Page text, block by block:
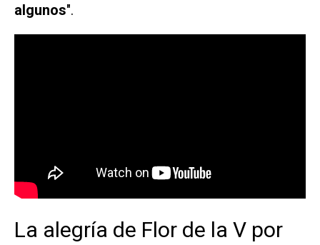
algunos".
La alegría de Flor de la V por